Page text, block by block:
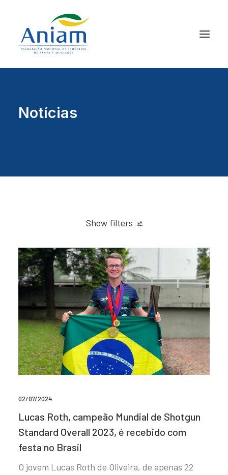
Notícias
Show filters
02/07/2024
Lucas Roth, campeão Mundial de Shotgun
Standard Overall 2023, é recebido com
festa no Brasil
O jovem Lucas Roth de Oliveira, de apenas 22